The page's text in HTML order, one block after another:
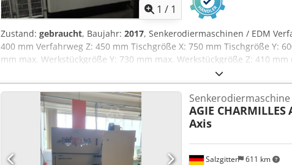
1 / 1
Zustand: gebraucht, Baujahr: 2017, Senkerodiermaschinen / EDM
400 mm Verfahrweg Z: 450 mm Tischgröße X: 750 mm Tischgröße Y:
mm max. Werkstückgröße Y: 730 mm max. Werkstückgröße Z: 410
Werkstückgewicht: 1600 kg Generator: 64 Ampere Kühler
Charmilles Steuerung Präzisionsbearbeitung von Formen und
Dielektrikumssystem mit Kühlung Dcsdpfxsym Rr Nj Adgsk Geeignet
Salzgitter 611 km
Senkerodiermaschine
AGIE CHARMILLES
Axis